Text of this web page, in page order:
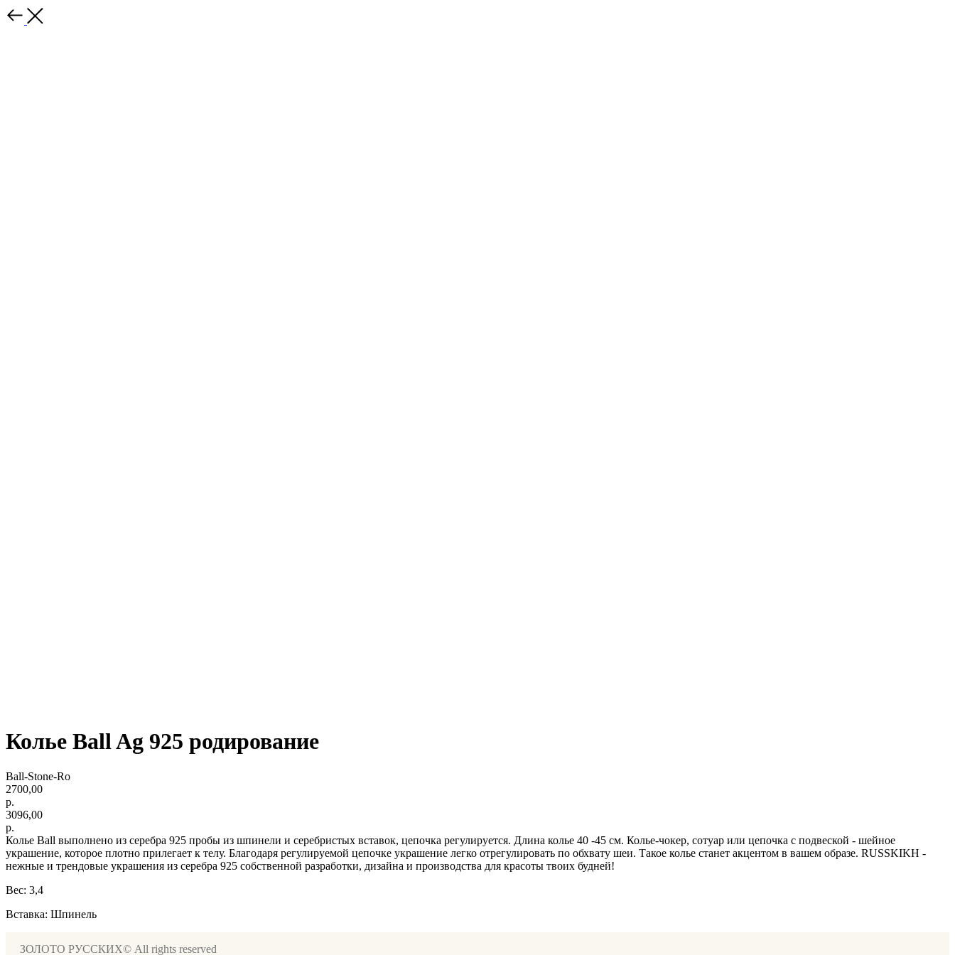
Колье Ball Ag 925 родирование
Ball-Stone-Ro
2700,00
р.
3096,00
р.
Колье Ball выполнено из серебра 925 пробы из шпинели и серебристых вставок, цепочка регулируется. Длина колье 40 -45 см. Колье-чокер, сотуар или цепочка с подвеской - шейное
украшение, которое плотно прилегает к телу. Благодаря регулируемой цепочке украшение легко отрегулировать по обхвату шеи. Такое колье станет акцентом в вашем образе. RUSSKIKH -
нежные и трендовые украшения из серебра 925 собственной разработки, дизайна и производства для красоты твоих будней!
Вес: 3,4
Вставка: Шпинель
ЗОЛОТО РУССКИХ© All rights reserved